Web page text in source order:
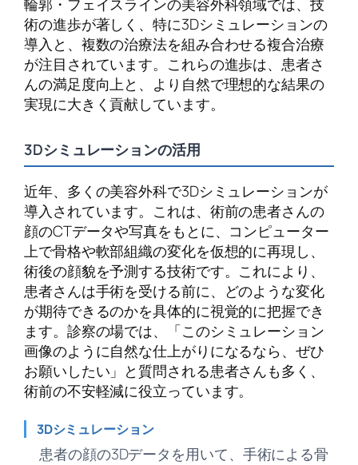
輪郭・フェイスラインの美容外科領域では、技
術の進歩が著しく、特に3Dシミュレーションの
導入と、複数の治療法を組み合わせる複合治療
が注目されています。これらの進歩は、患者さ
んの満足度向上と、より自然で理想的な結果の
実現に大きく貢献しています。
3Dシミュレーションの活用
近年、多くの美容外科で3Dシミュレーションが
導入されています。これは、術前の患者さんの
顔のCTデータや写真をもとに、コンピューター
上で骨格や軟部組織の変化を仮想的に再現し、
術後の顔貌を予測する技術です。これにより、
患者さんは手術を受ける前に、どのような変化
が期待できるのかを具体的に視覚的に把握でき
ます。診察の場では、「このシミュレーション
画像のように自然な仕上がりになるなら、ぜひ
お願いしたい」と質問される患者さんも多く、
術前の不安軽減に役立っています。
3Dシミュレーション
患者の顔の3Dデータを用いて、手術による骨